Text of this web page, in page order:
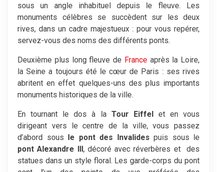
sous un angle inhabituel depuis le fleuve. Les
monuments célèbres se succèdent sur les deux
rives, dans un cadre majestueux : pour vous repérer,
servez-vous des noms des différents ponts.
Deuxième plus long fleuve de Franceaprès la Loire,
la Seine a toujours été le cœur de Paris : ses rives
abritent en effet quelques-uns des plus importants
monuments historiques de la ville.
En tournant le dos à la Tour Eiffelet en vous
dirigeant vers le centre de la ville, vous passez
d’abord sous le pont des Invalides puis sous le
pont Alexandre III, décoré avec réverbères et des
statues dans un style floral. Les garde-corps du pont